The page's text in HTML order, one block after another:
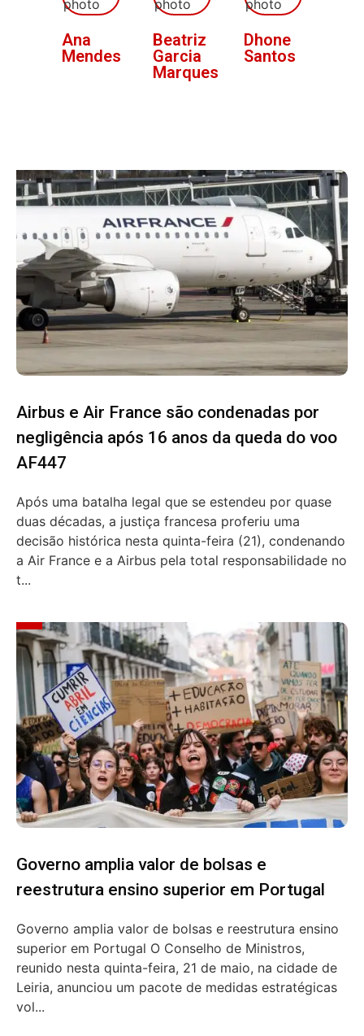
Ana
Mendes
Beatriz
Garcia
Marques
Dhone
Santos
Airbus e Air France são condenadas por
negligência após 16 anos da queda do voo
AF447
Após uma batalha legal que se estendeu por quase
duas décadas, a justiça francesa proferiu uma
decisão histórica nesta quinta-feira (21), condenando
a Air France e a Airbus pela total responsabilidade no
t...
Governo amplia valor de bolsas e
reestrutura ensino superior em Portugal
Governo amplia valor de bolsas e reestrutura ensino
superior em Portugal O Conselho de Ministros,
reunido nesta quinta-feira, 21 de maio, na cidade de
Leiria, anunciou um pacote de medidas estratégicas
vol...